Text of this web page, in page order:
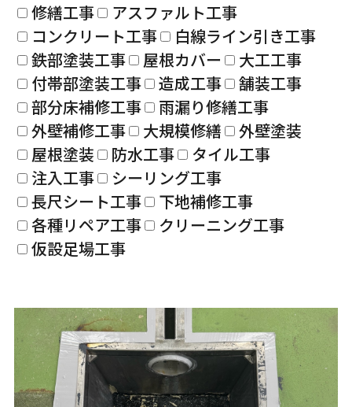
修繕工事
アスファルト工事
コンクリート工事
白線ライン引き工事
鉄部塗装工事
屋根カバー
大工工事
付帯部塗装工事
造成工事
舗装工事
部分床補修工事
雨漏り修繕工事
外壁補修工事
大規模修繕
外壁塗装
屋根塗装
防水工事
タイル工事
注入工事
シーリング工事
長尺シート工事
下地補修工事
各種リペア工事
クリーニング工事
仮設足場工事